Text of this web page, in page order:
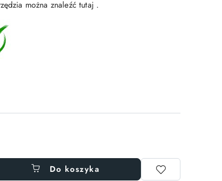
można znaleźć tutaj .
Do koszyka